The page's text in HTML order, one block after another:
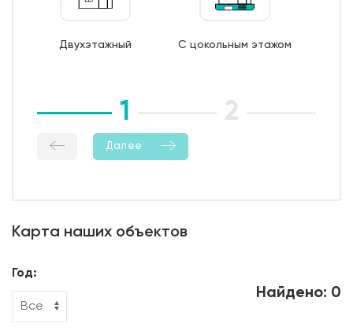
влажностный режима);
Двухэтажный С цокольным этажом
1 2
Далее
Карта наших объектов
Год:
Найдено: 0